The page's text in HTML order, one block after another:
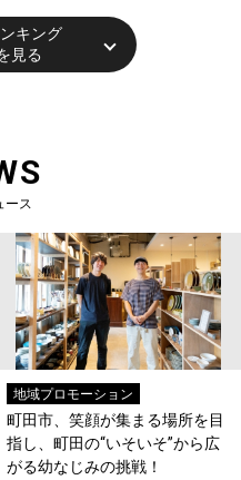
キング
見る
ース
地域プロモーション
町田市、笑顔が集まる場所を目
指し、町田の“いそいそ”から広
がる幼なじみの挑戦！